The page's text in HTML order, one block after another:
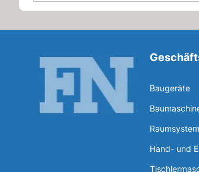
Baugeräte
Hand- und